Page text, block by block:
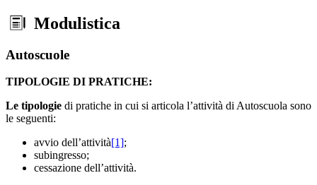
Modulistica
Autoscuole
TIPOLOGIE DI PRATICHE:
Le tipologie di pratiche in cui si articola l’attività di Autoscuola sono
le seguenti:
avvio dell’attività[1];
subingresso;
cessazione dell’attività.